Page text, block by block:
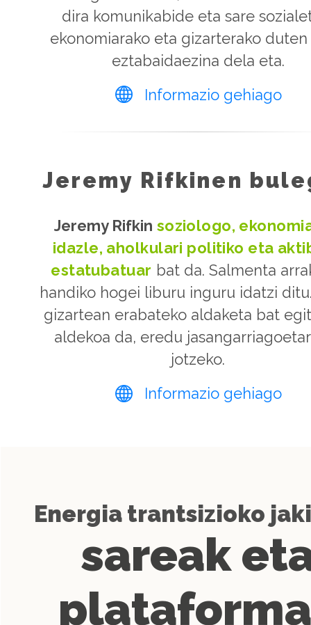
dira komunikabide eta sare
ekonomiarako eta gizarterako
eztabaidaezina dela eta.
Informazio gehiago
Jeremy Rifkinen
Jeremy Rifkin soziologo,
idazle, aholkulari politiko eta
estatubatuar bat da. Salmenta
handiko hogei liburu inguru idatzi
gizartean erabateko aldaketa bat
aldekoa da, eredu
jotzeko.
Informazio gehiago
Energia trantsizioko
sareak